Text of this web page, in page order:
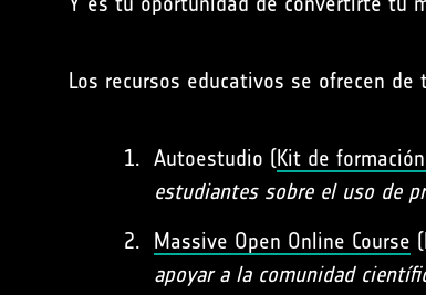
Los recursos educativos se ofrecen de
Autoestudio (Kit de
estudiantes sobre el uso de
Massive Open Online Course
apoyar a la comunidad